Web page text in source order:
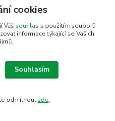
cookies
Váš souhlas s použitím souborů
informace týkající se Vašich
Souhlasím
odmítnout zde.